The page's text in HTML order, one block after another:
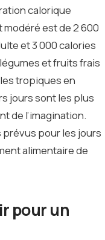
calorique
est de 2 600
et 3 000 calories
et fruits frais
tropiques en
jours sont les plus
de l’imagination.
pour les jours
alimentaire de
pour un